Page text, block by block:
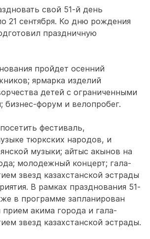
свой 51-й день
21 сентября. Ко дню рождения
праздничную
пройдет осенний
ярмарка изделий
детей с ограниченными
бизнес-форум и велопробег.
фестиваль,
тюркских народов, и
музыки; айтыс акынов на
молодежный концерт; гала-
звезд казахстанской эстрады
В рамках празднования 51-
в программе запланирован
акима города и гала-
звезд казахстанской эстрады.